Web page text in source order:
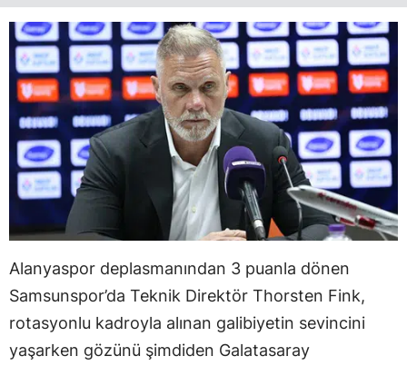
Alanyaspor deplasmanından 3 puanla dönen
Samsunspor’da Teknik Direktör Thorsten Fink,
rotasyonlu kadroyla alınan galibiyetin sevincini
yaşarken gözünü şimdiden Galatasaray